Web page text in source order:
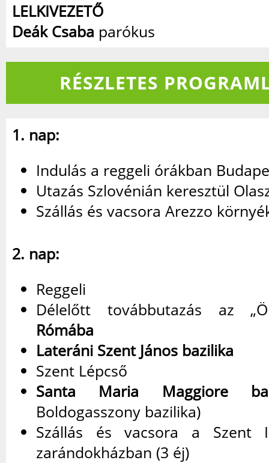
LELKIVEZETŐ
Deák Csaba parókus
RÉSZLETES
1. nap:
Indulás a reggeli órákban
Utazás Szlovénián keresztül
Szállás és vacsora Arezzo
2. nap:
Reggeli
Délelőtt továbbutazás az
Rómába
Lateráni Szent János bazilika
Szent Lépcső
Santa Maria Maggiore
Boldogasszony bazilika)
Szállás és vacsora a Szent
zarándokházban (3 éj)